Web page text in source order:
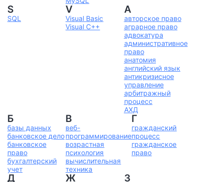
S
SQL
V
Visual Basic
Visual C++
А
авторское право
аграрное право
адвокатура
административное
право
анатомия
английский язык
антикризисное
управление
арбитражный
процесс
АХД
Б
базы данных
банковское дело
банковское
право
бухгалтерский
учет
В
веб-
программирование
возрастная
психология
вычислительная
техника
Г
гражданский
процесс
гражданское
право
Д Ж З